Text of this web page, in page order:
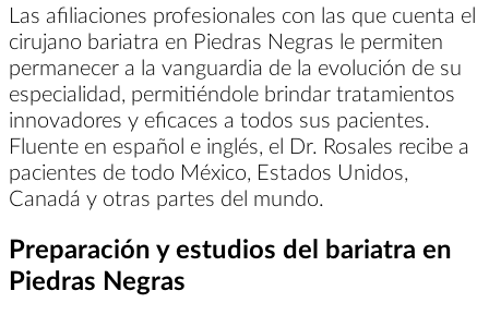
Las afiliaciones profesionales con las que cuenta el
cirujano bariatra en Piedras Negras le permiten
permanecer a la vanguardia de la evolución de su
especialidad, permitiéndole brindar tratamientos
innovadores y eficaces a todos sus pacientes.
Fluente en español e inglés, el Dr. Rosales recibe a
pacientes de todo México, Estados Unidos,
Canadá y otras partes del mundo.
Preparación y estudios del bariatra en
Piedras Negras